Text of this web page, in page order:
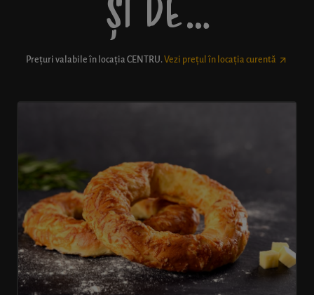
ȘI DE…
Prețuri valabile în locația CENTRU. Vezi prețul în locația curentă